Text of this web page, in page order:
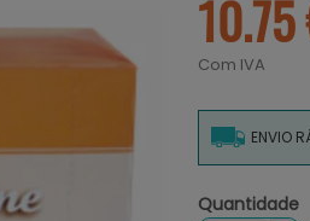
Com IVA
ENVIO
Quantidade